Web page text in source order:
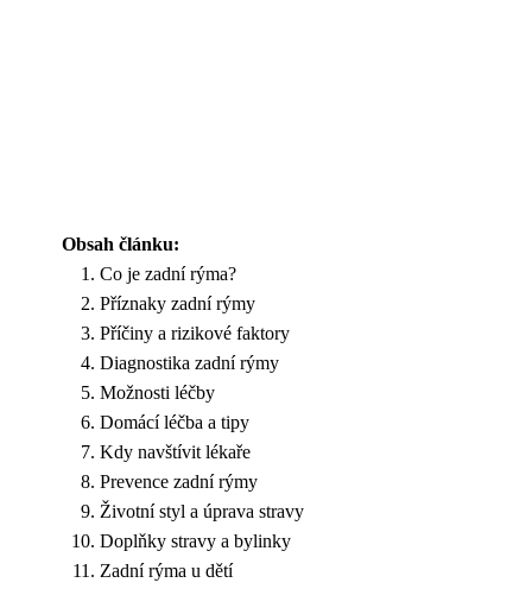
Obsah článku:
Co je zadní rýma?
Příznaky zadní rýmy
Příčiny a rizikové faktory
Diagnostika zadní rýmy
Možnosti léčby
Domácí léčba a tipy
Kdy navštívit lékaře
Prevence zadní rýmy
Životní styl a úprava stravy
Doplňky stravy a bylinky
Zadní rýma u dětí